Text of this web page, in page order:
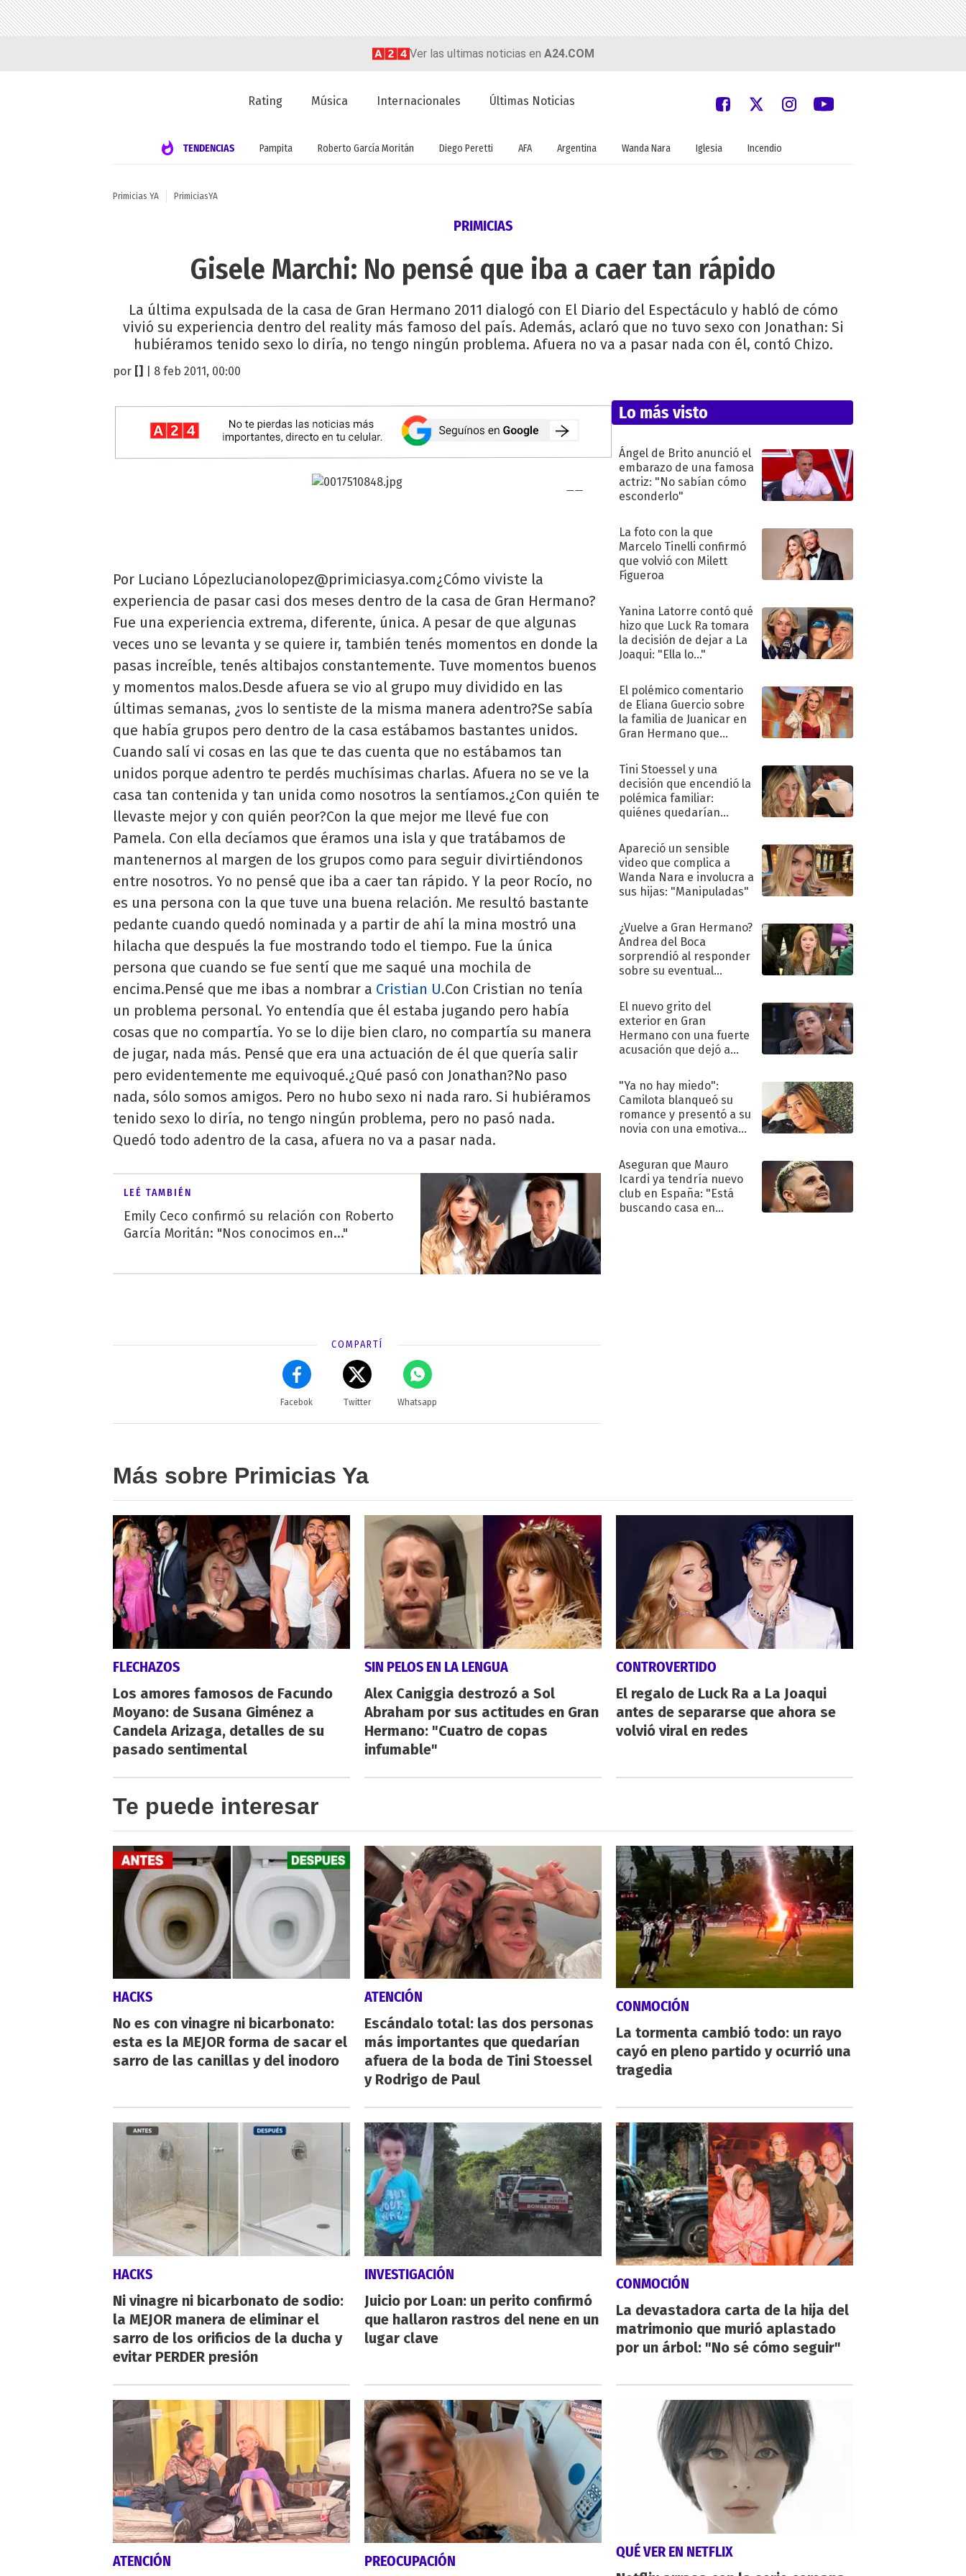
Ver las ultimas noticias en A24.COM
Rating Música Internacionales Últimas Noticias
TENDENCIAS Pampita Roberto García Moritán Diego Peretti AFA Argentina Wanda Nara Iglesia Incendio
Primicias YA PrimiciasYA
PRIMICIAS
Gisele Marchi: No pensé que iba a caer tan rápido
La última expulsada de la casa de Gran Hermano 2011 dialogó con El Diario del Espectáculo y habló de cómo
vivió su experiencia dentro del reality más famoso del país. Además, aclaró que no tuvo sexo con Jonathan: Si
hubiéramos tenido sexo lo diría, no tengo ningún problema. Afuera no va a pasar nada con él, contó Chizo.
por | 8 feb 2011, 00:00
Por Luciano Lópezlucianolopez@primiciasya.com¿Cómo viviste la
experiencia de pasar casi dos meses dentro de la casa de Gran Hermano?
Fue una experiencia extrema, diferente, única. A pesar de que algunas
veces uno se levanta y se quiere ir, también tenés momentos en donde la
pasas increíble, tenés altibajos constantemente. Tuve momentos buenos
y momentos malos.Desde afuera se vio al grupo muy dividido en las
últimas semanas, ¿vos lo sentiste de la misma manera adentro?Se sabía
que había grupos pero dentro de la casa estábamos bastantes unidos.
Cuando salí vi cosas en las que te das cuenta que no estábamos tan
unidos porque adentro te perdés muchísimas charlas. Afuera no se ve la
casa tan contenida y tan unida como nosotros la sentíamos.¿Con quién te
llevaste mejor y con quién peor?Con la que mejor me llevé fue con
Pamela. Con ella decíamos que éramos una isla y que tratábamos de
mantenernos al margen de los grupos como para seguir divirtiéndonos
entre nosotros. Yo no pensé que iba a caer tan rápido. Y la peor Rocío, no
es una persona con la que tuve una buena relación. Me resultó bastante
pedante cuando quedó nominada y a partir de ahí la mina mostró una
hilacha que después la fue mostrando todo el tiempo. Fue la única
persona que cuando se fue sentí que me saqué una mochila de
encima.Pensé que me ibas a nombrar a Cristian U.Con Cristian no tenía
un problema personal. Yo entendía que él estaba jugando pero había
cosas que no compartía. Yo se lo dije bien claro, no compartía su manera
de jugar, nada más. Pensé que era una actuación de él que quería salir
pero evidentemente me equivoqué.¿Qué pasó con Jonathan?No paso
nada, sólo somos amigos. Pero no hubo sexo ni nada raro. Si hubiéramos
tenido sexo lo diría, no tengo ningún problema, pero no pasó nada.
Quedó todo adentro de la casa, afuera no va a pasar nada.
LEÉ TAMBIÉN
Emily Ceco confirmó su relación con Roberto
García Moritán: "Nos conocimos en..."
COMPARTÍ
Facebok Twitter Whatsapp
Lo más visto
Ángel de Brito anunció el
embarazo de una famosa
actriz: "No sabían cómo
esconderlo"
La foto con la que
Marcelo Tinelli confirmó
que volvió con Milett
Figueroa
Yanina Latorre contó qué
hizo que Luck Ra tomara
la decisión de dejar a La
Joaqui: "Ella lo..."
El polémico comentario
de Eliana Guercio sobre
la familia de Juanicar en
Gran Hermano que
Tini Stoessel y una
decisión que encendió la
polémica familiar:
quiénes quedarían
Apareció un sensible
video que complica a
Wanda Nara e involucra a
sus hijas: "Manipuladas"
¿Vuelve a Gran Hermano?
Andrea del Boca
sorprendió al responder
sobre su eventual
El nuevo grito del
exterior en Gran
Hermano con una fuerte
acusación que dejó a
"Traidora"
"Ya no hay miedo":
Camilota blanqueó su
romance y presentó a su
novia con una emotiva
Aseguran que Mauro
Icardi ya tendría nuevo
club en España: "Está
buscando casa en
Más sobre Primicias Ya
FLECHAZOS
Los amores famosos de Facundo
Moyano: de Susana Giménez a
Candela Arizaga, detalles de su
pasado sentimental
SIN PELOS EN LA LENGUA
Alex Caniggia destrozó a Sol
Abraham por sus actitudes en Gran
Hermano: "Cuatro de copas
infumable"
CONTROVERTIDO
El regalo de Luck Ra a La Joaqui
antes de separarse que ahora se
volvió viral en redes
Te puede interesar
HACKS
No es con vinagre ni bicarbonato:
esta es la MEJOR forma de sacar el
sarro de las canillas y del inodoro
ATENCIÓN
Escándalo total: las dos personas
más importantes que quedarían
afuera de la boda de Tini Stoessel
y Rodrigo de Paul
CONMOCIÓN
La tormenta cambió todo: un rayo
cayó en pleno partido y ocurrió una
tragedia
HACKS
Ni vinagre ni bicarbonato de sodio:
la MEJOR manera de eliminar el
sarro de los orificios de la ducha y
evitar PERDER presión
INVESTIGACIÓN
Juicio por Loan: un perito confirmó
que hallaron rastros del nene en un
lugar clave
CONMOCIÓN
La devastadora carta de la hija del
matrimonio que murió aplastado
por un árbol: "No sé cómo seguir"
ATENCIÓN PREOCUPACIÓN
QUÉ VER EN NETFLIX